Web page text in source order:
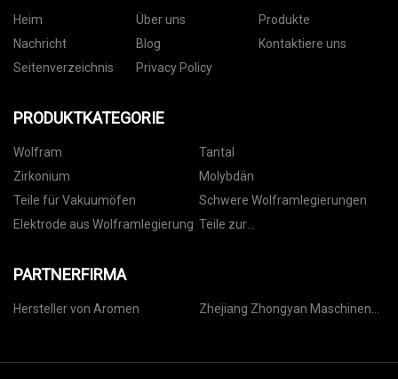
Heim Über uns
Produkte
Nachricht
Blog
Kontaktiere uns
Seitenverzeichnis
Privacy Policy
PRODUKTKATEGORIE
Wolfram
Tantal
Zirkonium
Molybdän
Teile für Vakuumöfen
Schwere Wolframlegierungen
Elektrode aus Wolframlegierung Teile zur
PARTNERFIRMA
Hersteller von Aromen
Zhejiang Zhongyan Maschinen